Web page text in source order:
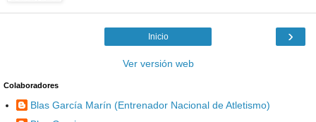
›
Inicio
Ver versión web
Colaboradores
Blas García Marín (Entrenador Nacional de Atletismo)